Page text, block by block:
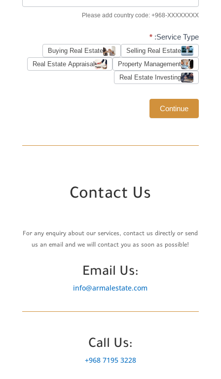
Please add country code: +968-XXXXXXXX
Service Type:
*
Selling Real Estate
Buying Real Estate
Property Management
Real Estate Appraisal
Real Estate Investing
Continue
Contact Us
For any enquiry about our services, contact us directly or send
us an email and we will contact you as soon as possible!
Email Us:
info@armalestate.com
Call Us:
+968 7195 3228